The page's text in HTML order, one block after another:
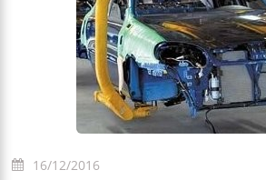
16/12/2016